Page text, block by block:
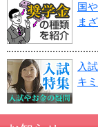
国
ま
入
キ